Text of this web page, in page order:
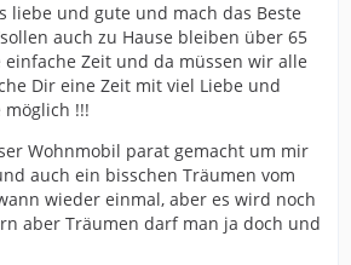
liebe und gute und mach das Beste
auch zu Hause bleiben über 65
einfache Zeit und da müssen wir alle
Dir eine Zeit mit viel Liebe und
möglich !!!
Wohnmobil parat gemacht um mir
auch ein bisschen Träumen vom
wieder einmal, aber es wird noch
aber Träumen darf man ja doch und